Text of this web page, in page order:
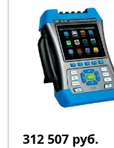
312 507 руб.